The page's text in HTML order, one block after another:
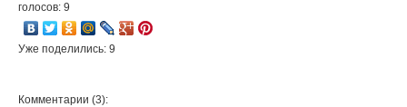
голосов: 9
Уже поделились: 9
Комментарии (3):